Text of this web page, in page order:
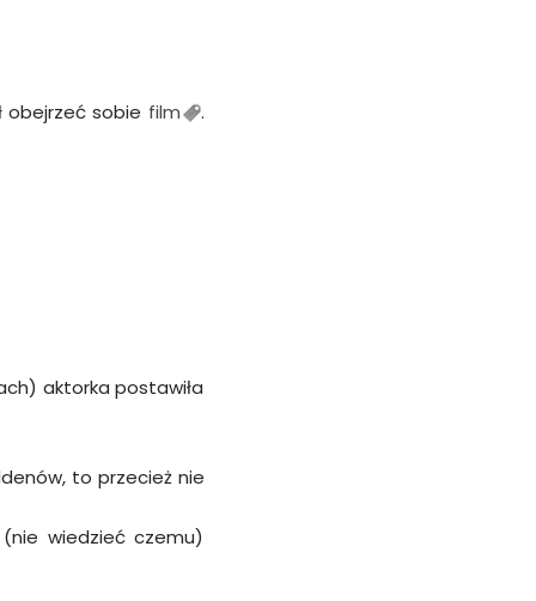
obejrzeć sobie film .
aktorka postawiła
to przecież nie
wiedzieć czemu)